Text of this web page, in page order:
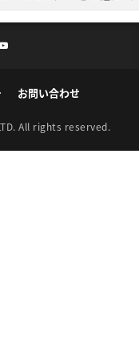
お問い合わせ
All rights reserved.